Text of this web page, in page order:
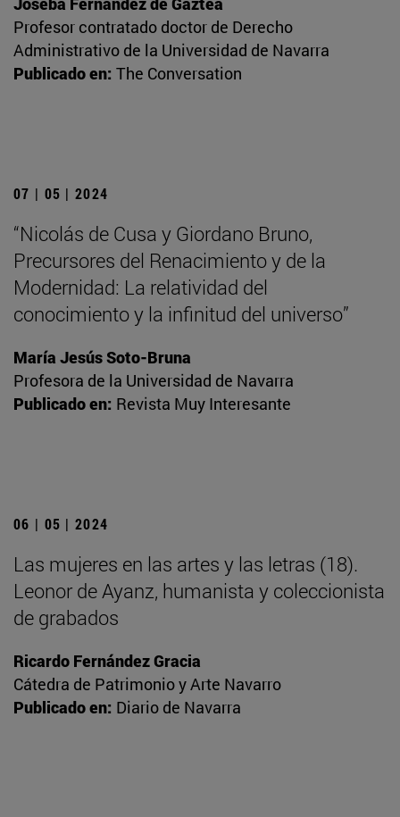
Profesor contratado doctor de Derecho
Administrativo de la Universidad de Navarra
Publicado en: The Conversation
07 | 05 | 2024
“Nicolás de Cusa y Giordano Bruno,
Precursores del Renacimiento y de la
Modernidad: La relatividad del
conocimiento y la infinitud del universo”
María Jesús Soto-Bruna
Profesora de la Universidad de Navarra
Publicado en: Revista Muy Interesante
06 | 05 | 2024
Las mujeres en las artes y las letras (18).
Leonor de Ayanz, humanista y coleccionista
de grabados
Ricardo Fernández Gracia
Cátedra de Patrimonio y Arte Navarro
Publicado en: Diario de Navarra